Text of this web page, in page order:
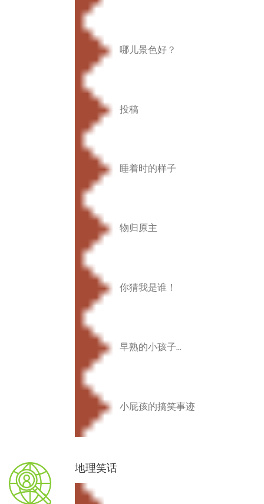
哪儿景色好？
投稿
睡着时的样子
物归原主
你猜我是谁！
早熟的小孩子...
小屁孩的搞笑事迹
地理笑话